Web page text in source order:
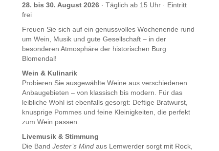
28. bis 30. August 2026 · Täglich ab 15 Uhr · Eintritt
frei
Freuen Sie sich auf ein genussvolles Wochenende rund
um Wein, Musik und gute Gesellschaft – in der
besonderen Atmosphäre der historischen Burg
Blomendal!
Wein & Kulinarik
Probieren Sie ausgewählte Weine aus verschiedenen
Anbaugebieten – von klassisch bis modern. Für das
leibliche Wohl ist ebenfalls gesorgt: Deftige Bratwurst,
knusprige Pommes und feine Kleinigkeiten, die perfekt
zum Wein passen.
Livemusik & Stimmung
Die Band Jester’s Mind aus Lemwerder sorgt mit Rock,